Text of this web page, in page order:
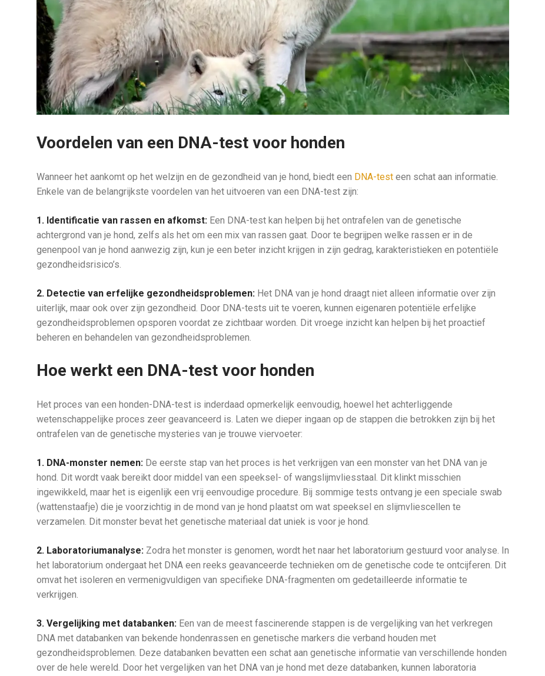
Voordelen van een DNA-test voor honden
Wanneer het aankomt op het welzijn en de gezondheid van je hond, biedt een DNA-test een schat aan informatie.
Enkele van de belangrijkste voordelen van het uitvoeren van een DNA-test zijn:
1. Identificatie van rassen en afkomst: Een DNA-test kan helpen bij het ontrafelen van de genetische
achtergrond van je hond, zelfs als het om een mix van rassen gaat. Door te begrijpen welke rassen er in de
genenpool van je hond aanwezig zijn, kun je een beter inzicht krijgen in zijn gedrag, karakteristieken en potentiële
gezondheidsrisico’s.
2. Detectie van erfelijke gezondheidsproblemen: Het DNA van je hond draagt niet alleen informatie over zijn
uiterlijk, maar ook over zijn gezondheid. Door DNA-tests uit te voeren, kunnen eigenaren potentiële erfelijke
gezondheidsproblemen opsporen voordat ze zichtbaar worden. Dit vroege inzicht kan helpen bij het proactief
beheren en behandelen van gezondheidsproblemen.
Hoe werkt een DNA-test voor honden
Het proces van een honden-DNA-test is inderdaad opmerkelijk eenvoudig, hoewel het achterliggende
wetenschappelijke proces zeer geavanceerd is. Laten we dieper ingaan op de stappen die betrokken zijn bij het
ontrafelen van de genetische mysteries van je trouwe viervoeter:
1. DNA-monster nemen: De eerste stap van het proces is het verkrijgen van een monster van het DNA van je
hond. Dit wordt vaak bereikt door middel van een speeksel- of wangslijmvliesstaal. Dit klinkt misschien
ingewikkeld, maar het is eigenlijk een vrij eenvoudige procedure. Bij sommige tests ontvang je een speciale swab
(wattenstaafje) die je voorzichtig in de mond van je hond plaatst om wat speeksel en slijmvliescellen te
verzamelen. Dit monster bevat het genetische materiaal dat uniek is voor je hond.
2. Laboratoriumanalyse: Zodra het monster is genomen, wordt het naar het laboratorium gestuurd voor analyse. In
het laboratorium ondergaat het DNA een reeks geavanceerde technieken om de genetische code te ontcijferen. Dit
omvat het isoleren en vermenigvuldigen van specifieke DNA-fragmenten om gedetailleerde informatie te
verkrijgen.
3. Vergelijking met databanken: Een van de meest fascinerende stappen is de vergelijking van het verkregen
DNA met databanken van bekende hondenrassen en genetische markers die verband houden met
gezondheidsproblemen. Deze databanken bevatten een schat aan genetische informatie van verschillende honden
over de hele wereld. Door het vergelijken van het DNA van je hond met deze databanken, kunnen laboratoria